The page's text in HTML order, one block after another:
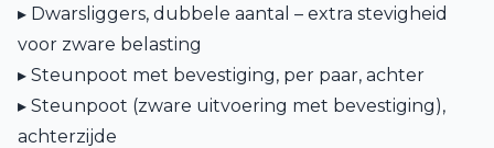
▸ Dwarsliggers, dubbele aantal – extra stevigheid
voor zware belasting
▸ Steunpoot met bevestiging, per paar, achter
▸ Steunpoot (zware uitvoering met bevestiging),
achterzijde